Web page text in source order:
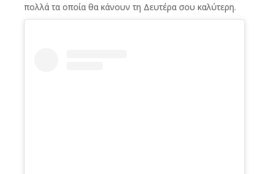
πολλά τα οποία θα κάνουν τη Δευτέρα σου καλύτερη.